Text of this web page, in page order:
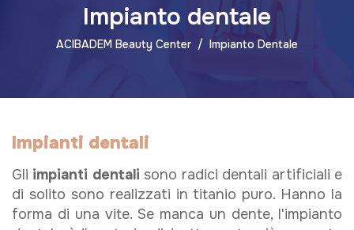
Impianto dentale
ACIBADEM Beauty Center Impianto Dentale
Impianti dentali
Gli impianti dentali sono radici dentali artificiali e
di solito sono realizzati in titanio puro. Hanno la
forma di una vite. Se manca un dente, l'impianto